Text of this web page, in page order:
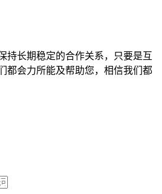
持长期稳定的合作关系，只要是互
都会力所能及帮助您，相信我们都